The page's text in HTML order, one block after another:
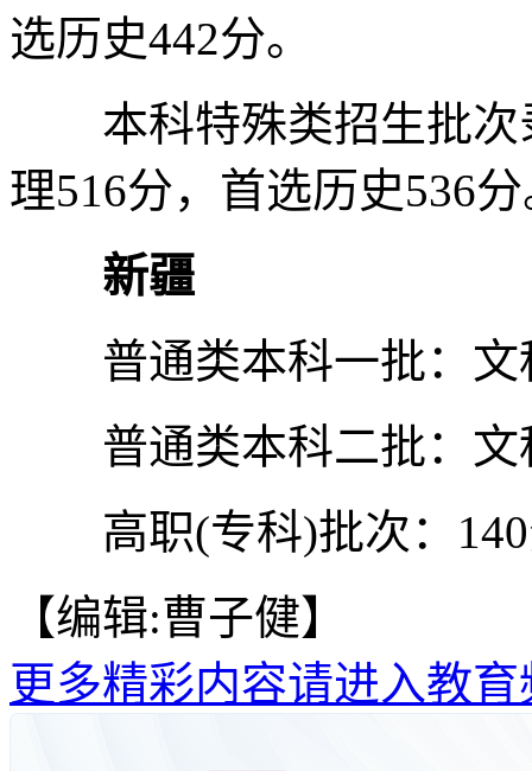
选历史442分。
本科特殊类招生批次
理516分，首选历史536
新疆
普通类本科一批：文
普通类本科二批：文
高职(专科)批次：140
【编辑:曹子健】
更多精彩内容请进入教育